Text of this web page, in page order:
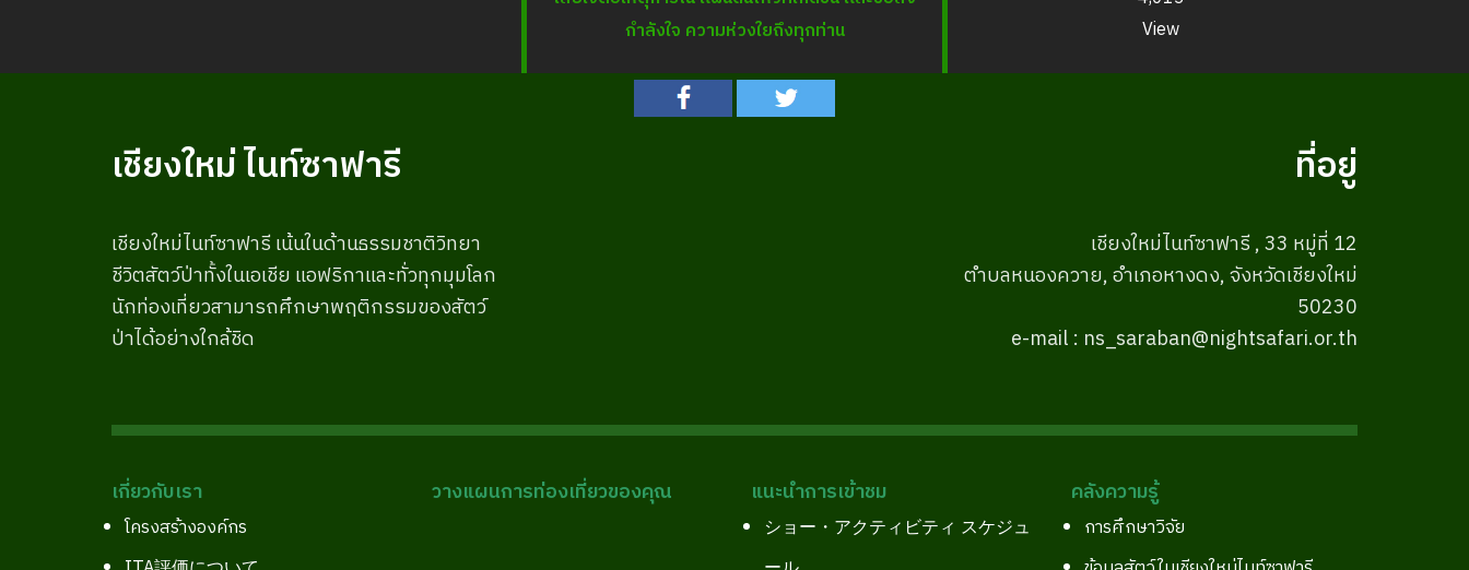
กำลังใจ ความห่วงใยถึงทุกท่าน
View
เชียงใหม่ ไนท์ซาฟารี
เชียงใหม่ไนท์ซาฟารี เน้นในด้านธรรมชาติวิทยา
ชีวิตสัตว์ป่าทั้งในเอเชีย แอฟริกาและทั่วทุกมุมโลก
นักท่องเที่ยวสามารถศึกษาพฤติกรรมของสัตว์
ป่าได้อย่างใกล้ชิด
ที่อยู่
เชียงใหม่ไนท์ซาฟารี , 33 หมู่ที่ 12
ตำบลหนองควาย, อำเภอหางดง, จังหวัดเชียงใหม่
50230
e-mail : ns_saraban@nightsafari.or.th
เกี่ยวกับเรา
โครงสร้างองค์กร
วางแผนการท่องเที่ยวของคุณ แนะนำการเข้าชม
ショー・アクティビティ スケジュ
คลังความรู้
การศึกษาวิจัย